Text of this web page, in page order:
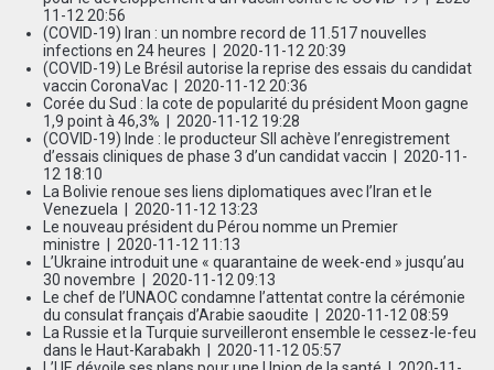
11-12 20:56
(COVID-19) Iran : un nombre record de 11.517 nouvelles
infections en 24 heures | 2020-11-12 20:39
(COVID-19) Le Brésil autorise la reprise des essais du candidat
vaccin CoronaVac | 2020-11-12 20:36
Corée du Sud : la cote de popularité du président Moon gagne
1,9 point à 46,3% | 2020-11-12 19:28
(COVID-19) Inde : le producteur SII achève l’enregistrement
d’essais cliniques de phase 3 d’un candidat vaccin | 2020-11-
12 18:10
La Bolivie renoue ses liens diplomatiques avec l’Iran et le
Venezuela | 2020-11-12 13:23
Le nouveau président du Pérou nomme un Premier
ministre | 2020-11-12 11:13
L’Ukraine introduit une « quarantaine de week-end » jusqu’au
30 novembre | 2020-11-12 09:13
Le chef de l’UNAOC condamne l’attentat contre la cérémonie
du consulat français d’Arabie saoudite | 2020-11-12 08:59
La Russie et la Turquie surveilleront ensemble le cessez-le-feu
dans le Haut-Karabakh | 2020-11-12 05:57